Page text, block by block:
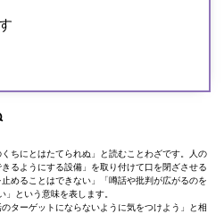
ちにとはたてられぬ」と読むことわざです。人の
るようにする設備」を取り付けて口を閉ざさせる
めることはできない」「噂話や批判が広がるのを
」という意味を表します。
ターゲットにならないように気をつけよう」と相